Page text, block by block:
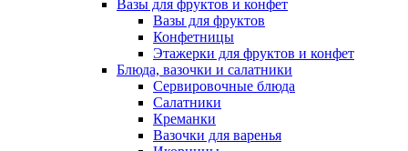
Вазы для фруктов и конфет
Вазы для фруктов
Конфетницы
Этажерки для фруктов и конфет
Блюда, вазочки и салатники
Сервировочные блюда
Салатники
Креманки
Вазочки для варенья